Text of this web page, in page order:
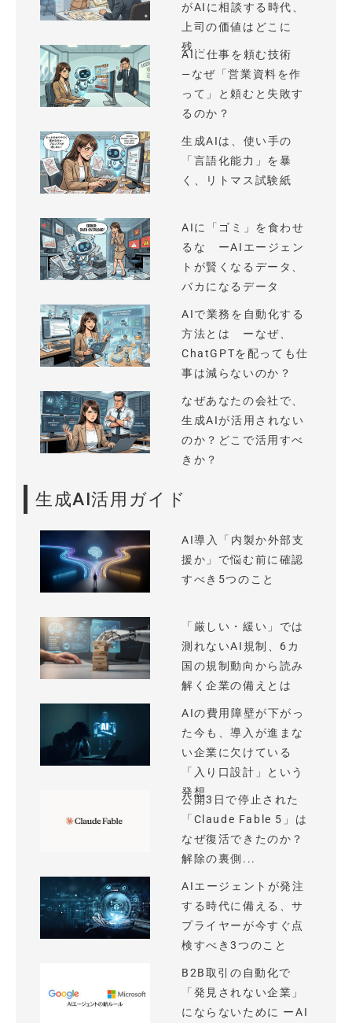
がAIに相談する時代、
上司の価値はどこに
残...
AIに仕事を頼む技術
—なぜ「営業資料を作
って」と頼むと失敗す
るのか？
生成AIは、使い手の
「言語化能力」を暴
く、リトマス試験紙
AIに「ゴミ」を食わせ
るな ーAIエージェン
トが賢くなるデータ、
バカになるデータ
AIで業務を自動化する
方法とは ーなぜ、
ChatGPTを配っても仕
事は減らないのか？
なぜあなたの会社で、
生成AIが活用されない
のか？どこで活用すべ
きか？
生成AI活用ガイド
AI導入「内製か外部支
援か」で悩む前に確認
すべき5つのこと
「厳しい・緩い」では
測れないAI規制、6カ
国の規制動向から読み
解く企業の備えとは
AIの費用障壁が下がっ
た今も、導入が進まな
い企業に欠けている
「入り口設計」という
発想
公開3日で停止された
「Claude Fable 5」は
なぜ復活できたのか？
解除の裏側...
AIエージェントが発注
する時代に備える、サ
プライヤーが今すぐ点
検すべき3つのこと
B2B取引の自動化で
「発見されない企業」
にならないために ーAI